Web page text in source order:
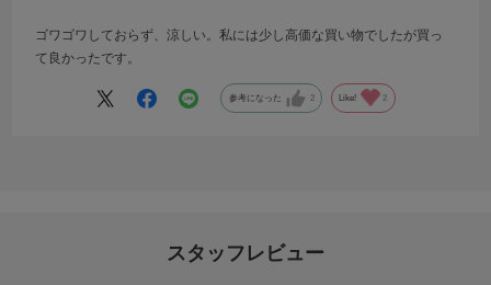
ゴワゴワしておらず、涼しい。私には少し高価な買い物でしたが買っ
て良かったです。
参考になった 2 Like! 2
スタッフレビュー